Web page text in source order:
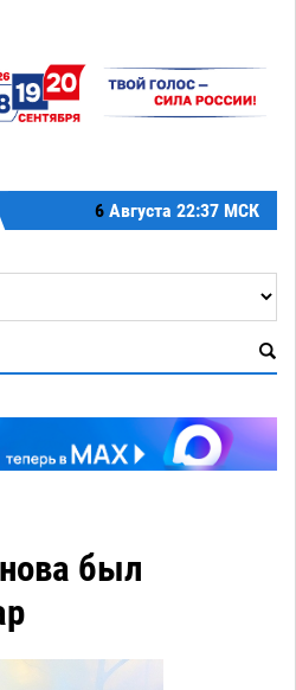
6 Августа 22:37 МСК
был